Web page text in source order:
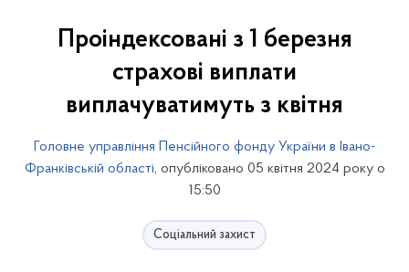
Проіндексовані з 1 березня
страхові виплати
виплачуватимуть з квітня
Головне управління Пенсійного фонду України в Івано-
Франківській області, опубліковано 05 квітня 2024 року о
15:50
Соціальний захист